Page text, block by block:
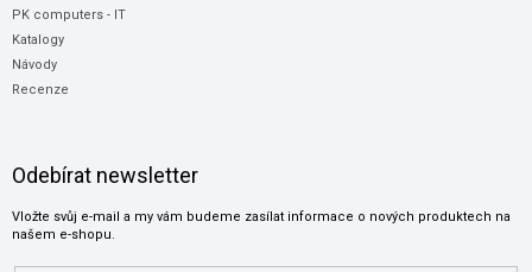
PK computers - IT
Katalogy
Návody
Recenze
Odebírat newsletter
Vložte svůj e-mail a my vám budeme zasílat informace o nových produktech na
našem e-shopu.